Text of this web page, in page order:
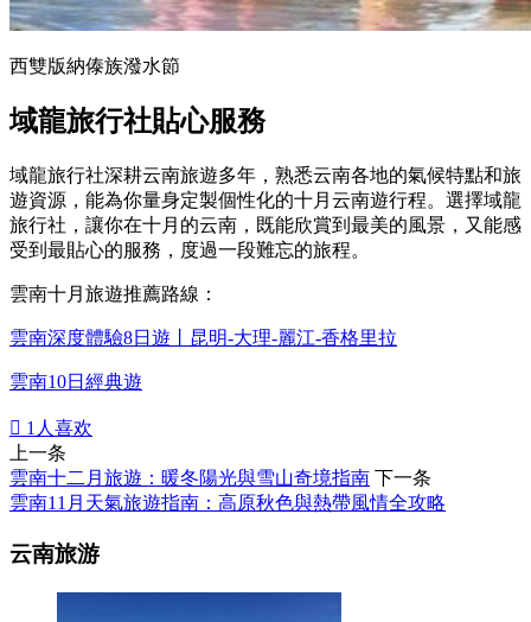
西雙版納傣族潑水節
域龍旅行社貼心服務
域龍旅行社深耕云南旅遊多年，熟悉云南各地的氣候特點和旅
遊資源，能為你量身定製個性化的十月云南遊行程。選擇域龍
旅行社，讓你在十月的云南，既能欣賞到最美的風景，又能感
受到最貼心的服務，度過一段難忘的旅程。
雲南十月旅遊推薦路線：
雲南深度體驗8日遊丨昆明-大理-麗江-香格里拉
雲南10日經典遊
 1 人喜欢
上一条
雲南十二月旅遊：暖冬陽光與雪山奇境指南 下一条
雲南11月天氣旅遊指南：高原秋色與熱帶風情全攻略
云南旅游